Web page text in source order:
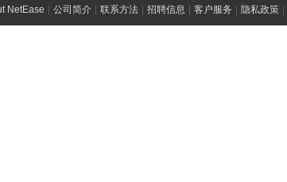
NetEase 公司简介 联系方法 招聘信息 客户服务 隐私政策